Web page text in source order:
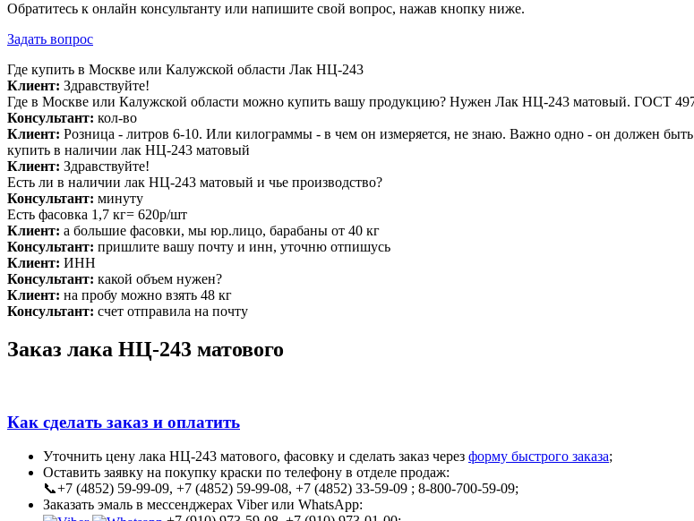
Обратитесь к онлайн консультанту или напишите свой вопрос, нажав кнопку ниже.
Задать вопрос
Где купить в Москве или Калужской области Лак НЦ-243
Клиент: Здравствуйте!
Где в Москве или Калужской области можно купить вашу продукцию? Нужен Лак НЦ-243 матовый. ГОСТ
Консультант: кол-во
Клиент: Розница - литров 6-10. Или килограммы - в чем он измеряется, не знаю. Важно одно - он должен
купить в наличии лак НЦ-243 матовый
Клиент: Здравствуйте!
Есть ли в наличии лак НЦ-243 матовый и чье производство?
Консультант: минуту
Есть фасовка 1,7 кг= 620р/шт
Клиент: а большие фасовки, мы юр.лицо, барабаны от 40 кг
Консультант: пришлите вашу почту и инн, уточню отпишусь
Клиент: ИНН
Консультант: какой объем нужен?
Клиент: на пробу можно взять 48 кг
Консультант: счет отправила на почту
Заказ лака НЦ-243 матового
Как сделать заказ и оплатить
Уточнить цену лака НЦ-243 матового, фасовку и сделать заказ через форму быстрого заказа;
Оставить заявку на покупку краски по телефону в отделе продаж:
📞+7 (4852) 59-99-09, +7 (4852) 59-99-08, +7 (4852) 33-59-09 ; 8-800-700-59-09;
Заказать эмаль в мессенджерах Viber или WhatsApp: